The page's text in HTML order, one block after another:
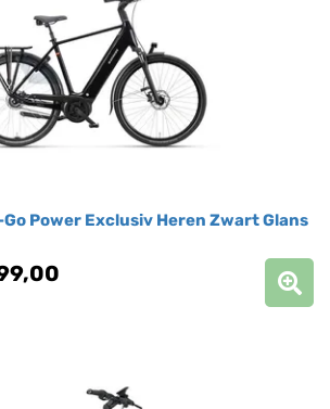
Go Power Exclusiv Heren Zwart Glans